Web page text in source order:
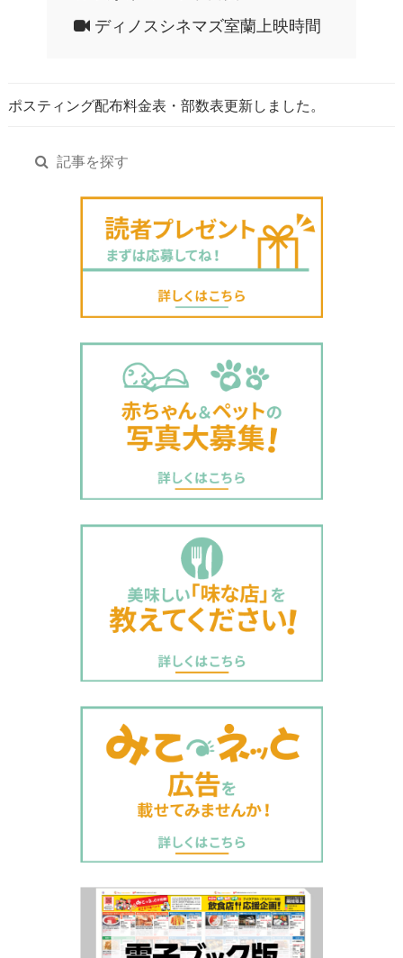
ディノスシネマズ室蘭上映時間
ポスティング配布料金表・部数表更新しました。
記事を探す